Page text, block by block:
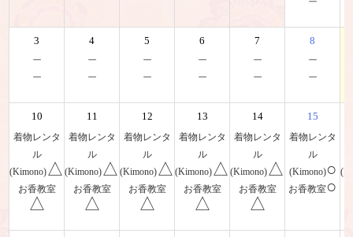
3
－
－
4
－
－
5
－
－
6
－
－
7
－
－
8
－
－
10
着物レンタ
ル
(Kimono) △
お香教室
△
11
着物レンタ
ル
(Kimono) △
お香教室
△
12
着物レンタ
ル
(Kimono) △
お香教室
△
13
着物レンタ
ル
(Kimono) △
お香教室
△
14
着物レンタ
ル
(Kimono) △
お香教室
△
15
着物レンタ
ル
(Kimono)○
お香教室○